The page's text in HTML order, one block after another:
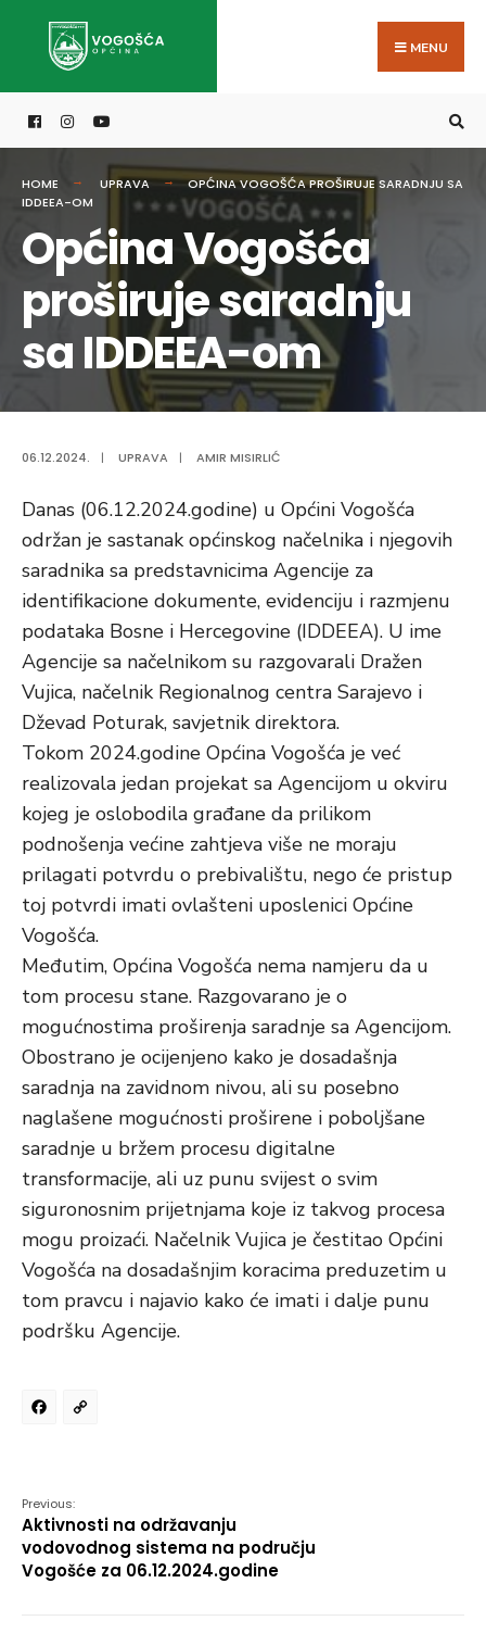
MENU
HOME UPRAVA
OPĆINA VOGOŠĆA PROŠIRUJE SARADNJU SA
IDDEEA-OM
Općina Vogošća
proširuje saradnju
sa IDDEEA-om
06.12.2024. | UPRAVA | AMIR MISIRLIĆ
Danas (06.12.2024.godine) u Općini Vogošća
održan je sastanak općinskog načelnika i njegovih
saradnika sa predstavnicima Agencije za
identifikacione dokumente, evidenciju i razmjenu
podataka Bosne i Hercegovine (IDDEEA). U ime
Agencije sa načelnikom su razgovarali Dražen
Vujica, načelnik Regionalnog centra Sarajevo i
Dževad Poturak, savjetnik direktora.
Tokom 2024.godine Općina Vogošća je već
realizovala jedan projekat sa Agencijom u okviru
kojeg je oslobodila građane da prilikom
podnošenja većine zahtjeva više ne moraju
prilagati potvrdu o prebivalištu, nego će pristup
toj potvrdi imati ovlašteni uposlenici Općine
Vogošća.
Međutim, Općina Vogošća nema namjeru da u
tom procesu stane. Razgovarano je o
mogućnostima proširenja saradnje sa Agencijom.
Obostrano je ocijenjeno kako je dosadašnja
saradnja na zavidnom nivou, ali su posebno
naglašene mogućnosti proširene i poboljšane
saradnje u bržem procesu digitalne
transformacije, ali uz punu svijest o svim
siguronosnim prijetnjama koje iz takvog procesa
mogu proizaći. Načelnik Vujica je čestitao Općini
Vogošća na dosadašnjim koracima preduzetim u
tom pravcu i najavio kako će imati i dalje punu
podršku Agencije.
Facebook
Previous:
Aktivnosti na održavanju
vodovodnog sistema na području
Vogošće za 06.12.2024.godine
for: